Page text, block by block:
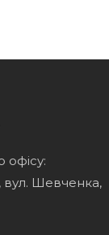
вул. Шевченка,